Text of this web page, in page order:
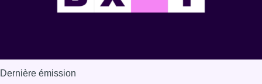
Dernière émission